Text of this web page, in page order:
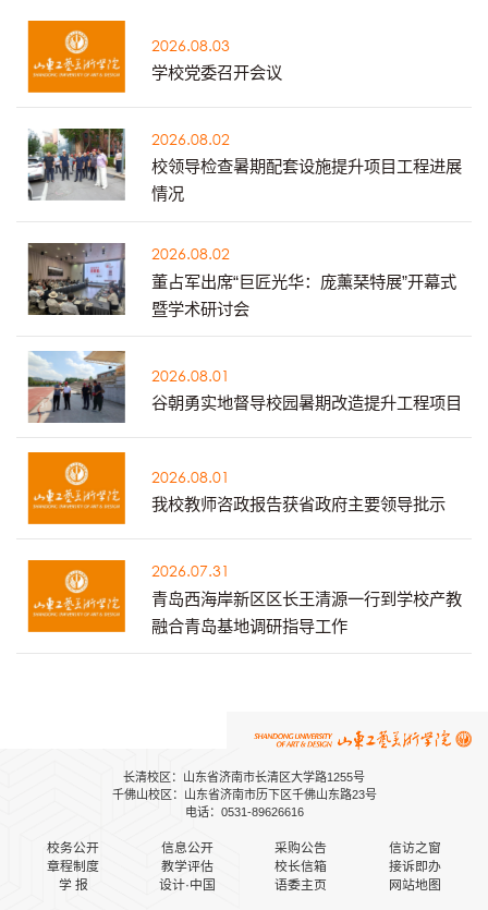
2026.08.03
学校党委召开会议
2026.08.02
校领导检查暑期配套设施提升项目工程进展
情况
2026.08.02
董占军出席“巨匠光华：庞薰琹特展”开幕式
暨学术研讨会
2026.08.01
谷朝勇实地督导校园暑期改造提升工程项目
2026.08.01
我校教师咨政报告获省政府主要领导批示
2026.07.31
青岛西海岸新区区长王清源一行到学校产教
融合青岛基地调研指导工作
长清校区：山东省济南市长清区大学路1255号
千佛山校区：山东省济南市历下区千佛山东路23号
电话：0531-89626616
校务公开 信息公开 采购公告
信访之窗
章程制度
教学评估 校长信箱
接诉即办
学 报
设计·中国 语委主页 网站地图